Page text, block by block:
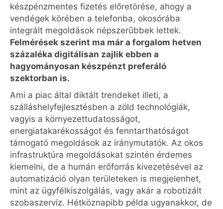
készpénzmentes fizetés előretörése, ahogy a
vendégek körében a telefonba, okosórába
integrált megoldások népszerűbbek lettek.
Felmérések szerint ma már a forgalom hetven
százaléka digitálisan zajlik ebben a
hagyományosan készpénzt preferáló
szektorban is.
Ami a piac által diktált trendeket illeti, a
szálláshelyfejlesztésben a zöld technológiák,
vagyis a környezettudatosságot,
energiatakarékosságot és fenntarthatóságot
támogató megoldások az iránymutatók. Az okos
infrastruktúra megoldásokat szintén érdemes
kiemelni, de a humán erőforrás kivezetésével az
automatizáció olyan területeken is megjelenhet,
mint az ügyfélkiszolgálás, vagy akár a robotizált
szobaszervíz. Hétköznapibb példa ugyanakkor, de